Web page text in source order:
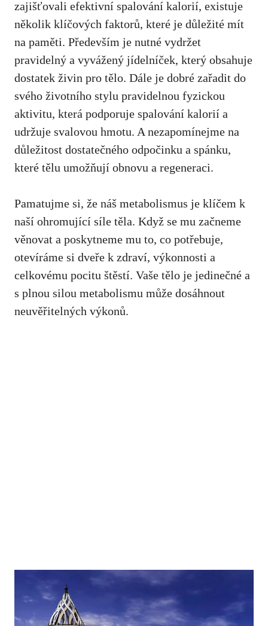
⁤zajišťovali efektivní spalování kalorií, existuje
několik klíčových faktorů, ‍které ‍je důležité mít
na paměti.⁤ Především je nutné ‌vydržet‍
pravidelný a ​vyvážený​ jídelníček, který⁣ obsahuje
dostatek živin pro tělo. Dále je dobré zařadit do ‌
svého ​životního stylu pravidelnou fyzickou
aktivitu, která podporuje spalování kalorií⁢ a
udržuje⁤ svalovou hmotu. A​ nezapomínejme na‍
důležitost dostatečného odpočinku a spánku,
‌které tělu umožňují⁣ obnovu a​ regeneraci.
Pamatujme si,⁢ že náš ​metabolismus je klíčem k
naší ohromující‌ síle těla. Když se ⁣mu začneme
věnovat a⁢ poskytneme mu to, ⁢co ‍potřebuje,
otevíráme ‍si dveře k zdraví, výkonnosti ⁢a
celkovému pocitu štěstí. Vaše tělo je jedinečné a⁢
s plnou ‌silou metabolismu může⁤ dosáhnout
neuvěřitelných výkonů.